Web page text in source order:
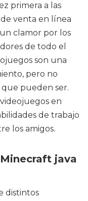
primera a las
venta en línea
clamor por los
de todo el
son una
pero no
pueden ser.
en
de trabajo
los amigos.
java
distintos